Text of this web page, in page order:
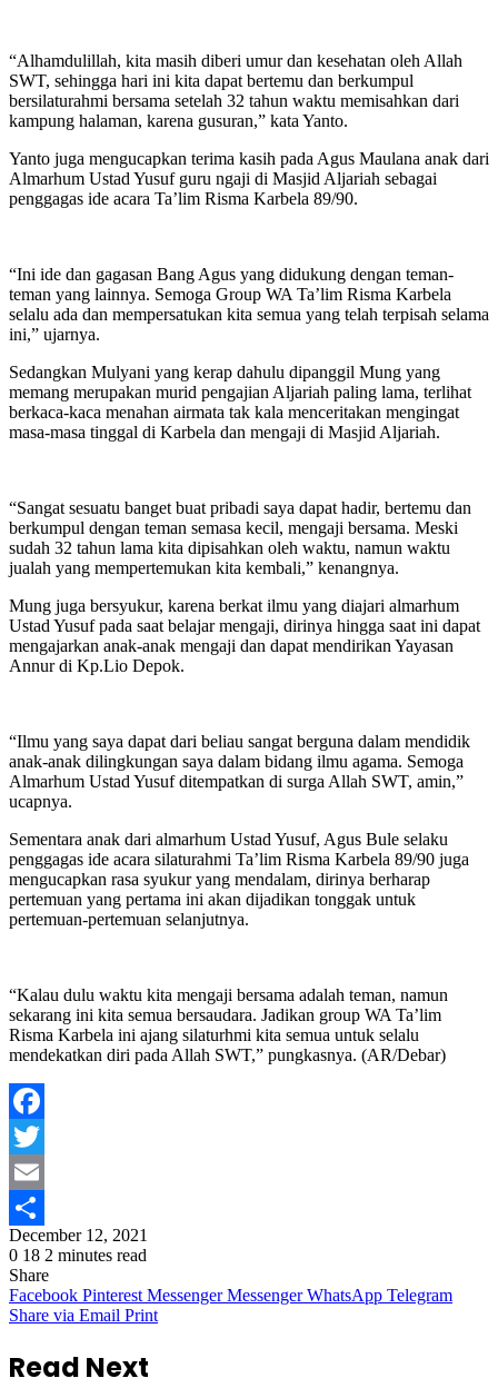
“Alhamdulillah, kita masih diberi umur dan kesehatan oleh Allah
SWT, sehingga hari ini kita dapat bertemu dan berkumpul
bersilaturahmi bersama setelah 32 tahun waktu memisahkan dari
kampung halaman, karena gusuran,” kata Yanto.
Yanto juga mengucapkan terima kasih pada Agus Maulana anak dari
Almarhum Ustad Yusuf guru ngaji di Masjid Aljariah sebagai
penggagas ide acara Ta’lim Risma Karbela 89/90.
“Ini ide dan gagasan Bang Agus yang didukung dengan teman-
teman yang lainnya. Semoga Group WA Ta’lim Risma Karbela
selalu ada dan mempersatukan kita semua yang telah terpisah selama
ini,” ujarnya.
Sedangkan Mulyani yang kerap dahulu dipanggil Mung yang
memang merupakan murid pengajian Aljariah paling lama, terlihat
berkaca-kaca menahan airmata tak kala menceritakan mengingat
masa-masa tinggal di Karbela dan mengaji di Masjid Aljariah.
“Sangat sesuatu banget buat pribadi saya dapat hadir, bertemu dan
berkumpul dengan teman semasa kecil, mengaji bersama. Meski
sudah 32 tahun lama kita dipisahkan oleh waktu, namun waktu
jualah yang mempertemukan kita kembali,” kenangnya.
Mung juga bersyukur, karena berkat ilmu yang diajari almarhum
Ustad Yusuf pada saat belajar mengaji, dirinya hingga saat ini dapat
mengajarkan anak-anak mengaji dan dapat mendirikan Yayasan
Annur di Kp.Lio Depok.
“Ilmu yang saya dapat dari beliau sangat berguna dalam mendidik
anak-anak dilingkungan saya dalam bidang ilmu agama. Semoga
Almarhum Ustad Yusuf ditempatkan di surga Allah SWT, amin,”
ucapnya.
Sementara anak dari almarhum Ustad Yusuf, Agus Bule selaku
penggagas ide acara silaturahmi Ta’lim Risma Karbela 89/90 juga
mengucapkan rasa syukur yang mendalam, dirinya berharap
pertemuan yang pertama ini akan dijadikan tonggak untuk
pertemuan-pertemuan selanjutnya.
“Kalau dulu waktu kita mengaji bersama adalah teman, namun
sekarang ini kita semua bersaudara. Jadikan group WA Ta’lim
Risma Karbela ini ajang silaturhmi kita semua untuk selalu
mendekatkan diri pada Allah SWT,” pungkasnya. (AR/Debar)
Facebook
Twitter
Email
Share
December 12, 2021
0 18 2 minutes read
Share
Facebook Pinterest Messenger Messenger WhatsApp Telegram
Share via Email Print
Read Next